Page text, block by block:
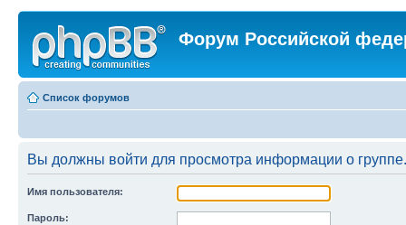
Форум Российской
Список форумов
Вы должны войти для просмотра информации о группе.
Имя пользователя:
Пароль: